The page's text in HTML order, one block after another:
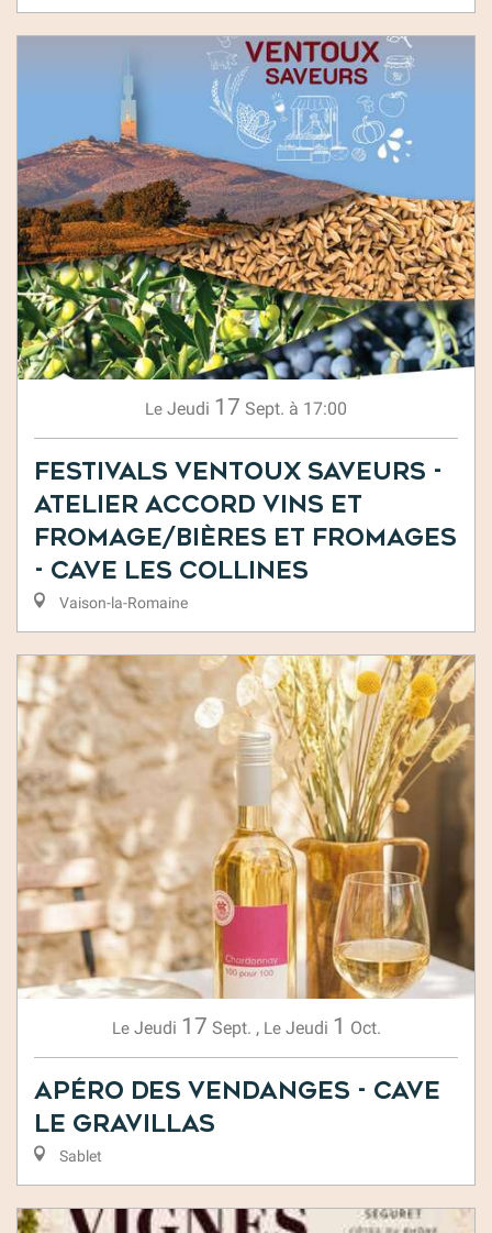
Le Jeudi 17 Sept. à 17:00
Festivals Ventoux Saveurs -
Atelier accord vins et
fromage/bières et fromages
- Cave les Collines
Vaison-la-Romaine
Le Jeudi 17 Sept. , Le Jeudi 1 Oct.
Apéro des vendanges - Cave
Le Gravillas
Sablet